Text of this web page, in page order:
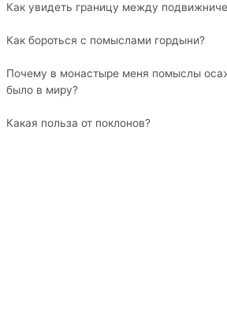
Как увидеть границу между
Как бороться с помыслами гордыни?
Почему в монастыре меня помыслы
было в миру?
Какая польза от поклонов?